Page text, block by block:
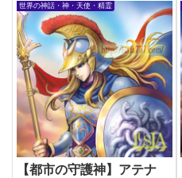
世界の神話・神・天使・精霊
【都市の守護神】アテナ